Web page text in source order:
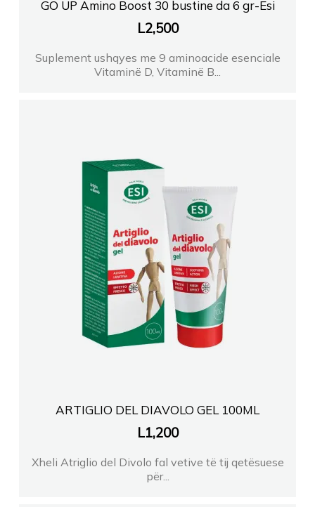
GO UP Amino Boost 30 bustine da 6 gr-Esi
L2,500
Suplement ushqyes me 9 aminoacide esenciale
Vitaminë D, Vitaminë B...
ARTIGLIO DEL DIAVOLO GEL 100ML
L1,200
Xheli Atriglio del Divolo fal vetive të tij qetësuese
për...